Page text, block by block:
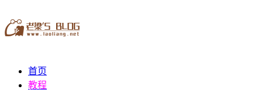
首页
教程